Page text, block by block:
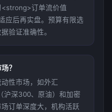
订单流价值
应后再实盘。预算有限选
验证准确性。
？
性市场，如外汇
沪深300、原油）和加密
订单深度大，机构活跃